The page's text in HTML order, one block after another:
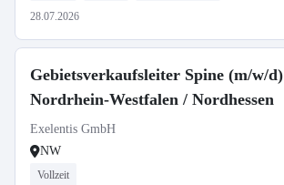
28.07.2026
Gebietsverkaufsleiter Spine (m/w/d)
Nordrhein-Westfalen / Nordhessen
Exelentis GmbH
NW
Vollzeit